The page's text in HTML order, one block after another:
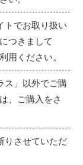
トでお取り扱い
つきまして
用ください。
ス」以外でご購
、ご購入をさ
りさせていただ